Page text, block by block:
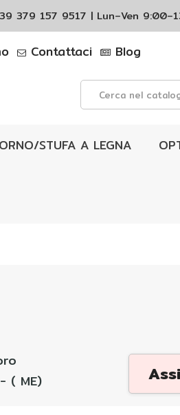
379 157 9517 | Lun–Ven
Contattaci Blog
STUFA A LEGNA
( ME)